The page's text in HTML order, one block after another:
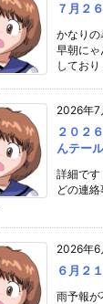
７月２
かなりの
早朝にゃ
しており
2026年7
２０２
んテー
詳細で
どの連
2026年6
６月２
雨予報が